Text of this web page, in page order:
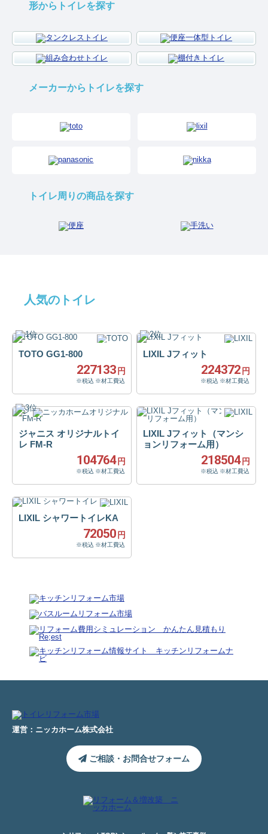
形からトイレを探す
メーカーからトイレを探す
トイレ周りの商品を探す
人気のトイレ
TOTO GG1-800
227133円
※税込 ※材工費込
LIXIL Jフィット
224372円
※税込 ※材工費込
ジャニス オリジナルトイ
レ FM-R
104764円
※税込 ※材工費込
LIXIL Jフィット（マンシ
ョンリフォーム用）
218504円
※税込 ※材工費込
LIXIL シャワートイレKA
72050円
※税込 ※材工費込
運営：ニッカホーム株式会社
ご相談・お問合せフォーム